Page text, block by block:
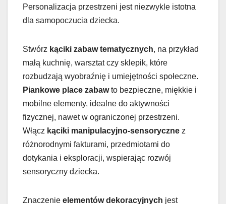
Personalizacja przestrzeni jest niezwykle istotna
dla samopoczucia dziecka.
Stwórz kąciki zabaw tematycznych, na przykład
małą kuchnię, warsztat czy sklepik, które
rozbudzają wyobraźnię i umiejętności społeczne.
Piankowe place zabawto bezpieczne, miękkie i
mobilne elementy, idealne do aktywności
fizycznej, nawet w ograniczonej przestrzeni.
Włącz kąciki manipulacyjno-sensoryczne z
różnorodnymi fakturami, przedmiotami do
dotykania i eksploracji, wspierając rozwój
sensoryczny dziecka.
Znaczenie elementów dekoracyjnych jest